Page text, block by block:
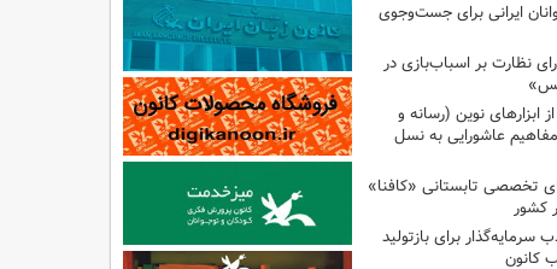
ایرانی برای جست‌وجوی
نظارت بر اسباب‌بازی در
نوین (رسانه و
مفاهیم عاشورایی به نسل
تخصصی تابستانی «کافنا»
کشور
سرمایه‌گذار برای بازتولید
کانون